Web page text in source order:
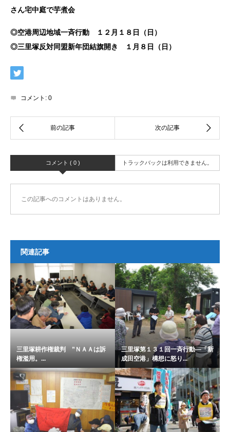
さん宅中庭で芋煮会
◎空港周辺地域一斉行動 １２月１８日（日）
◎三里塚反対同盟新年団結旗開き １月８日（日）
コメント: 0
コメント ( 0 ) トラックバックは利用できません。
この記事へのコメントはありません。
関連記事
三里塚耕作権裁判 ”ＮＡＡは訴
権濫用。...
三里塚第１３１回一斉行動―「新
成田空港」構想に怒り...